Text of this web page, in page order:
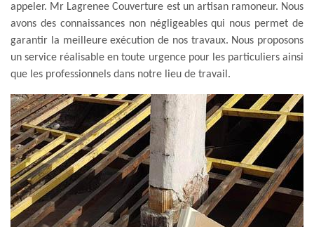
appeler. Mr Lagrenee Couverture est un artisan ramoneur. Nous
avons des connaissances non négligeables qui nous permet de
garantir la meilleure exécution de nos travaux. Nous proposons
un service réalisable en toute urgence pour les particuliers ainsi
que les professionnels dans notre lieu de travail.